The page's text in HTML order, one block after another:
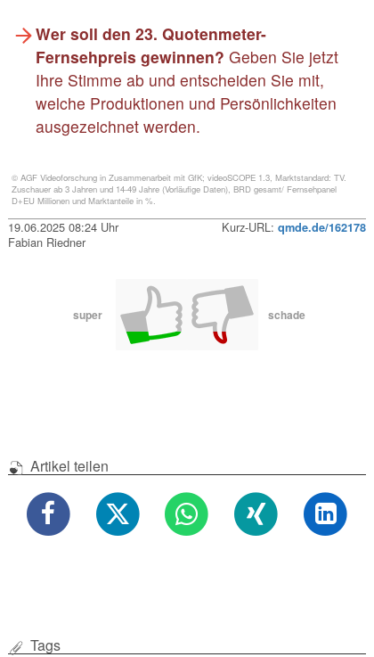
Wer soll den 23. Quotenmeter-
Fernsehpreis gewinnen? Geben Sie jetzt
Ihre Stimme ab und entscheiden Sie mit,
welche Produktionen und Persönlichkeiten
ausgezeichnet werden.
© AGF Videoforschung in Zusammenarbeit mit GfK; videoSCOPE 1.3, Marktstandard: TV.
Zuschauer ab 3 Jahren und 14-49 Jahre (Vorläufige Daten), BRD gesamt/ Fernsehpanel
D+EU Millionen und Marktanteile in %.
19.06.2025 08:24 Uhr Kurz-URL: qmde.de/162178
Fabian Riedner
super schade
Artikel teilen
Tags